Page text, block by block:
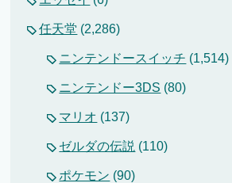
任天堂 (2,286)
ニンテンドースイッチ (1,514)
ニンテンドー3DS (80)
マリオ (137)
ゼルダの伝説 (110)
ポケモン (90)